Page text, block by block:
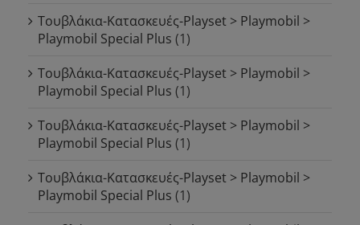
Τουβλάκια-Κατασκευές-Playset > Playmobil >
Playmobil Special Plus (1)
Τουβλάκια-Κατασκευές-Playset > Playmobil >
Playmobil Special Plus (1)
Τουβλάκια-Κατασκευές-Playset > Playmobil >
Playmobil Special Plus (1)
Τουβλάκια-Κατασκευές-Playset > Playmobil >
Playmobil Special Plus (1)